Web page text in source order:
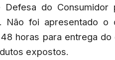
do Consumidor
Não foi apresentado o
horas para entrega do
expostos.